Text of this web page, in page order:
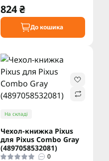
824 ₴
До кошика
На складі
Чехол-книжка Pixus
для Pixus Combo Gray
(4897058532081)
0